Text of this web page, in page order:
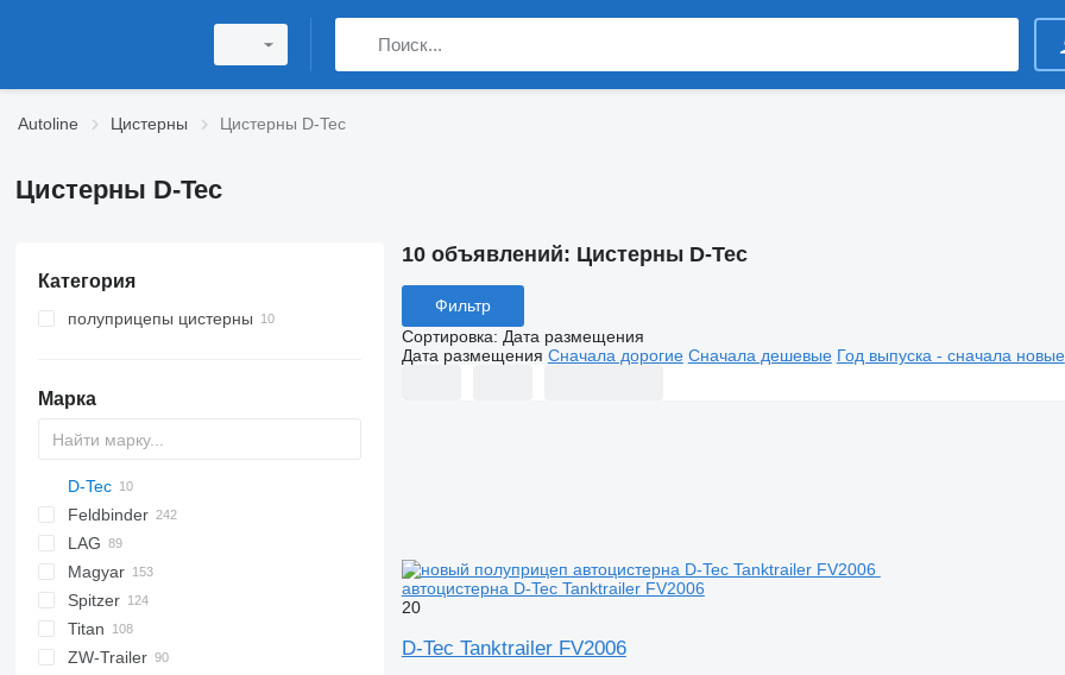
Autoline Цистерны Цистерны D-Tec
Цистерны D-Tec
Категория
полуприцепы цистерны
Марка
54500
SVM
NCG
NG
CB
T-series
SAPL
KIS
STF
ADR
BPDO
BPO
CK
SOA
D-Tec
K series
LPG
45
AMMONIA
LPG
Carrytank
TF
Feldbinder
EUT
KIP
TSA
ASW
TX
Stralis
Modulo
TSA
SSK
SSL
STB
STS
LAG
0-3
GSA
O-3
TGS
Magyar
S-series
SR
SA
SL
L-series
CM
MACOLA
SCT
TS
Spitzer
SF
SK
LPG
OPL 38
Titan
SP
ADR
97
NS
LPG
ZW-Trailer
10 объявлений: Цистерны D-Tec
Фильтр
Сортировка: Дата размещения
Дата размещения Сначала дорогие Сначала дешевые Год выпуска - сначала новые
автоцистерна D-Tec Tanktrailer FV2006
20
D-Tec Tanktrailer FV2006